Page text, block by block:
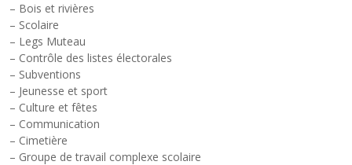
– Bois et rivières
– Scolaire
– Legs Muteau
– Contrôle des listes électorales
– Subventions
– Jeunesse et sport
– Culture et fêtes
– Communication
– Cimetière
– Groupe de travail complexe scolaire